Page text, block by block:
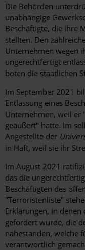
Die Behörden
unabhängige
Beschäftigte, die ihre
stellten. Den
Unternehmen wegen
ungerechtfertigt
boten die staatlichen
Im September 2021
Entlassung eines
Unternehmen, weil er
geäußert" hatte. Im
Angestellte der
in Haft, weil sie ihr
Im August 2021
das die
Beschäftigten des
"Terroristenliste"
Erklärungen, in denen
gefordert wurde, die
nahestanden, welche
verantwortlich